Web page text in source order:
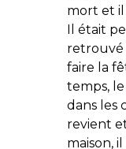
mort et il
Il était
retrouvé
faire la
temps,
dans les
revient
maison,